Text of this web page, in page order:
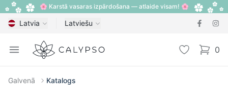
🌸 Karstā vasaras izpārdošana — atlaide visam! 🌸
Latvia Latviešu
Open menu
Calypso Vēlmju 0
items
Galvenā Katalogs